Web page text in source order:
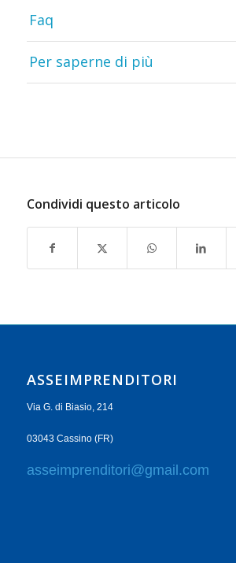
Faq
Per saperne di più
Condividi questo articolo
ASSEIMPRENDITORI
Via G. di Biasio, 214
03043 Cassino (FR)
asseimprenditori@gmail.com